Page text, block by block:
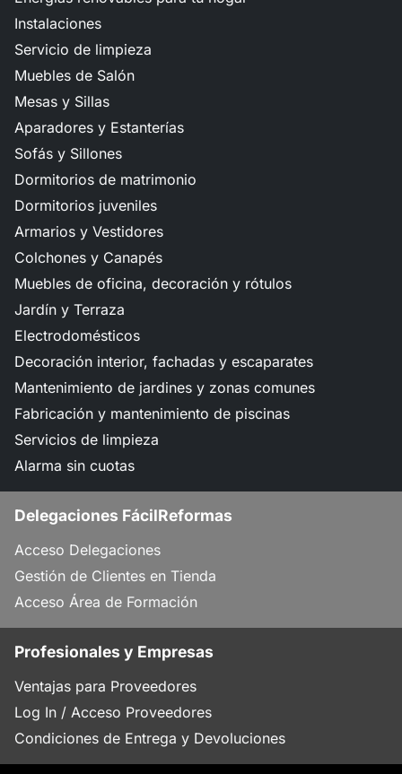
Instalaciones
Servicio de limpieza
Muebles de Salón
Mesas y Sillas
Aparadores y Estanterías
Sofás y Sillones
Dormitorios de matrimonio
Dormitorios juveniles
Armarios y Vestidores
Colchones y Canapés
Muebles de oficina, decoración y rótulos
Jardín y Terraza
Electrodomésticos
Decoración interior, fachadas y escaparates
Mantenimiento de jardines y zonas comunes
Fabricación y mantenimiento de piscinas
Servicios de limpieza
Alarma sin cuotas
Delegaciones FácilReformas
Acceso Delegaciones
Gestión de Clientes en Tienda
Acceso Área de Formación
Profesionales y Empresas
Ventajas para Proveedores
Log In / Acceso Proveedores
Condiciones de Entrega y Devoluciones